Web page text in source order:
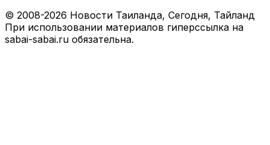
© 2008-2026 Новости Таиланда, Сегодня, Тайланд
При использовании материалов гиперссылка на
sabai-sabai.ru обязательна.